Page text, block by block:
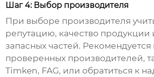
Шаг 4: Выбор производителя
При выборе производителя
репутацию, качество продукции
запасных частей.
проверенных производителей,
Timken, FAG, или обратиться к